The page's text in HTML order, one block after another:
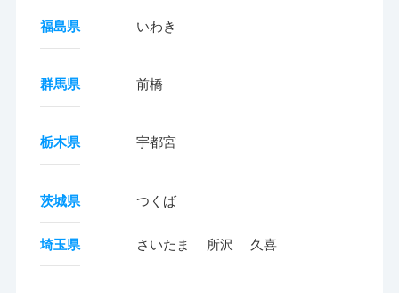
福島県 いわき
群馬県 前橋
栃木県 宇都宮
茨城県 つくば
埼玉県 さいたま 所沢 久喜